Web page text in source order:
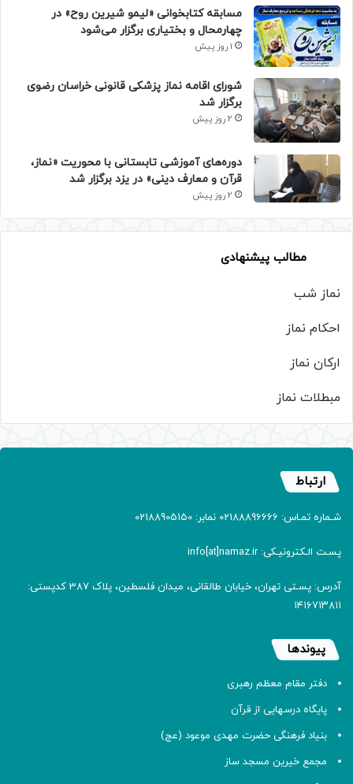
مسابقه کتابخوانی «لیمو شیرین روح» در
چهارمحال و بختیاری برگزار می‌شود
1 روز پیش
شورای اقامه نماز پزشکی قانونی خراسان رضوی
برگزار شد
2 روز پیش
دوره‌های آموزشی تابستانی با محوریت «نماز،
قرآن و معارف دینی» در یزد برگزار شد
2 روز پیش
مطالب پیشنهادی
نماز شب
احکام نماز
ارکان نماز
مبطلات نماز
ارتباط
شـماره تمـاس: 02188896666 نمابر: 02188905150
پسـت الـکترونیـکی: info[at]namaz.ir
آدرس: پسـتی تهران، خیابان طالقانی، میدان فلسطین، پلاک 387 کدپستی:
۱۴۱۶۷۱۳۸۱۱
پیوندها
دفتر مقام معظم رهبری
پایگاه درسهایی از قرآن
بنیاد فرهنگی حضرت مهدی موعود (عج)
مجمع خیرین مسجد ساز